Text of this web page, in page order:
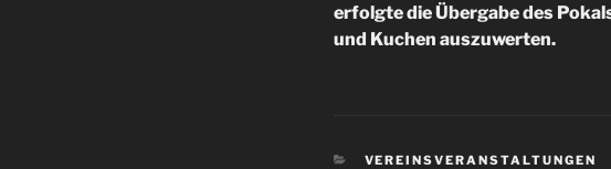
erfolgte die Übergabe des
und Kuchen auszuwerten.
KATEGORIEN
VEREINSVERANSTALTUNGEN